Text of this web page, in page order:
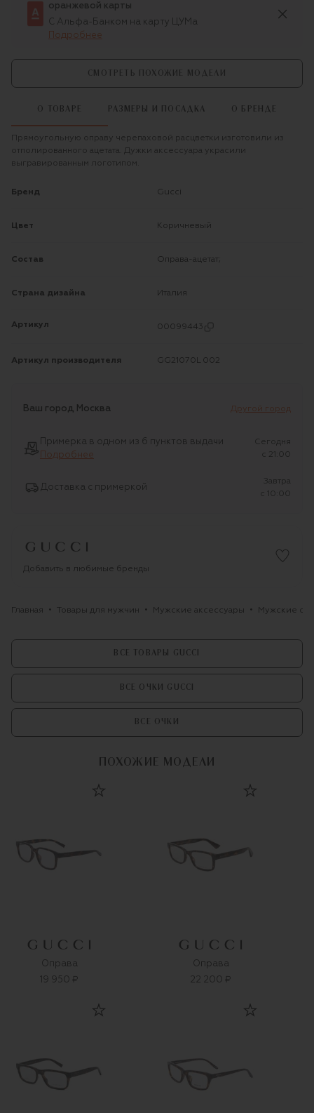
оранжевой карты
С Альфа-Банком на карту ЦУМа
Подробнее
СМОТРЕТЬ ПОХОЖИЕ МОДЕЛИ
О ТОВАРЕ РАЗМЕРЫ И ПОСАДКА О БРЕНДЕ
Прямоугольную оправу черепаховой расцветки изготовили из
отполированного ацетата. Дужки аксессуара украсили
выгравированным логотипом.
Бренд Gucci
Цвет Коричневый
Состав Оправа-ацетат;
Страна дизайна Италия
Артикул 00099443
Артикул производителя GG21070L 002
Ваш город Москва Другой город
Примерка в одном из 6 пунктов выдачи
Подробнее
Сегодня
c 21:00
Доставка с примеркой
Завтра
c 10:00
Добавить в любимые бренды
Главная Товары для мужчин Мужские аксессуары Мужские
ВСЕ ТОВАРЫ GUCCI
ВСЕ ОЧКИ GUCCI
ВСЕ ОЧКИ
ПОХОЖИЕ МОДЕЛИ
Оправа
19 950 ₽
Оправа
22 200 ₽